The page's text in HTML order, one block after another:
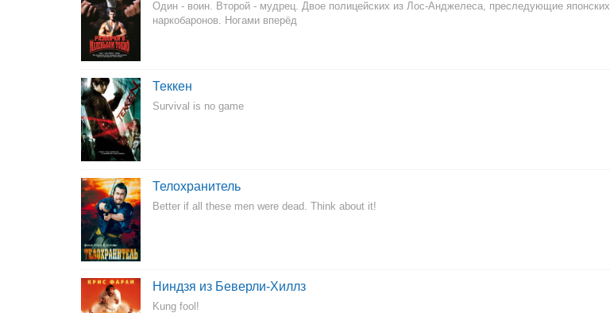
Один - воин. Второй - мудрец. Двое полицейских из Лос-Анджелеса, преследующие японских
наркобаронов. Ногами вперёд
Теккен
Survival is no game
Телохранитель
Better if all these men were dead. Think about it!
Ниндзя из Беверли-Хиллз
Kung fool!